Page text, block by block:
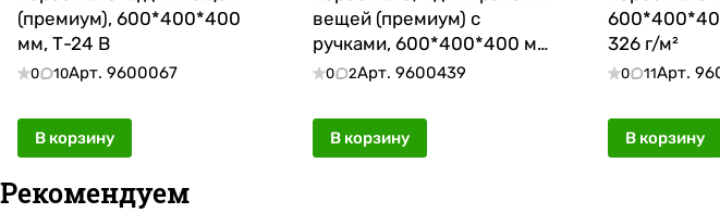
(премиум), 600*400*400
мм, Т-24 В
0 10Арт. 9600067
В корзину
вещей (премиум) с
ручками, 600*400*400 мм,
Т-24 В
0 2Арт.9600439
В корзину
326 г/м²
0 11Арт.
В корзину
Рекомендуем